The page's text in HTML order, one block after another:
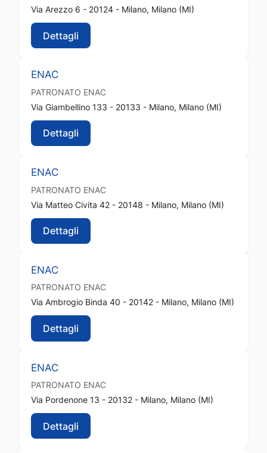
Via Arezzo 6 - 20124 - Milano, Milano (MI)
Dettagli
ENAC
PATRONATO ENAC
Via Giambellino 133 - 20133 - Milano, Milano (MI)
Dettagli
ENAC
PATRONATO ENAC
Via Matteo Civita 42 - 20148 - Milano, Milano (MI)
Dettagli
ENAC
PATRONATO ENAC
Via Ambrogio Binda 40 - 20142 - Milano, Milano (MI)
Dettagli
ENAC
PATRONATO ENAC
Via Pordenone 13 - 20132 - Milano, Milano (MI)
Dettagli